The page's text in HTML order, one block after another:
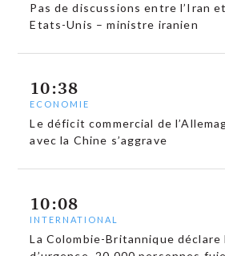
Pas de discussions entre l’Iran
Etats-Unis – ministre iranien
10:38
ECONOMIE
Le déficit commercial de
avec la Chine s’aggrave
10:08
INTERNATIONAL
La Colombie-Britannique déclare